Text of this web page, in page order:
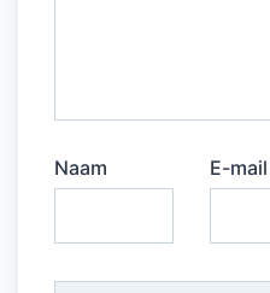
Naam E-mail